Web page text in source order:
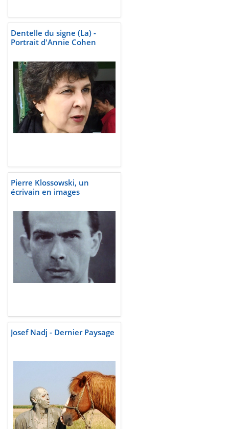
Dentelle du signe (La) -
Portrait d'Annie Cohen
Pierre Klossowski, un
écrivain en images
Josef Nadj - Dernier Paysage